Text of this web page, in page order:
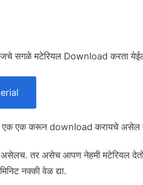
सगळे मटेरियल Download करता
एक एक करून download करायचे असेल
असेलच. तर असेच आपण नेहमी मटेरियल
नक्की वेळ द्या.